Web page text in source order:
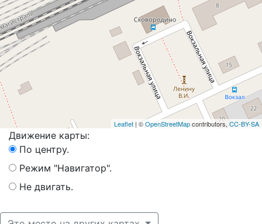
Leaflet | ©OpenStreetMapcontributors, CC-BY-SA
Движение карты:
По центру.
Режим "Навигатор".
Не двигать.